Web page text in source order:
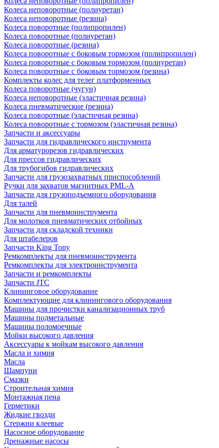
Колеса неповоротные (полиуретан)
Колеса неповоротные (резина)
Колеса поворотные (полипропилен)
Колеса поворотные (полиуретан)
Колеса поворотные (резина)
Колеса поворотные c боковым тормозом (полипропилен)
Колеса поворотные c боковым тормозом (полиуретан)
Колеса поворотные c боковым тормозом (резина)
Комплекты колес для телег платформенных
Колеса поворотные (чугун)
Колеса неповоротные (эластичная резина)
Колеса пневматические (резина)
Колеса поворотные (эластичная резина)
Колеса поворотные c тормозом (эластичная резина)
Запчасти и аксессуары
Запчасти для гидравлического инструмента
Для арматурорезов гидравлических
Для прессов гидравлических
Для трубогибов гидравлических
Запчасти для грузозахватных приспособлений
Ручки для захватов магнитных PML-A
Запчасти для грузоподъемного оборудования
Для талей
Запчасти для пневмоинструмента
Для молотков пневматических отбойных
Запчасти для складской техники
Для штабелеров
Запчасти King Tony
Ремкомплекты для пневмоинструмента
Ремкомплекты для электроинструмента
Запчасти и ремкомплекты
Запчасти JTC
Клининговое оборудование
Комплектующие для клинингового оборудования
Машины для прочистки канализационных труб
Машины подметальные
Машины поломоечные
Мойки высокого давления
Аксессуары к мойкам высокого давления
Масла и химия
Масла
Шампуни
Смазки
Строительная химия
Монтажная пена
Герметики
Жидкие гвозди
Стержни клеевые
Насосное оборудование
Дренажные насосы